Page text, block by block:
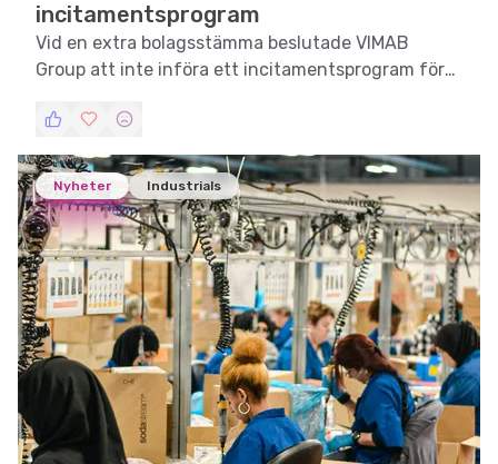
incitamentsprogram
Vid en extra bolagsstämma beslutade VIMAB
Group att inte införa ett incitamentsprogram för
Nyheter Industrials